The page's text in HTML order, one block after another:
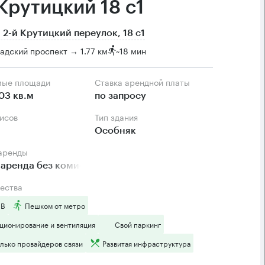
18 с1
й Крутицкий переулок, 18 с1
проспект → 1.77 км ~18 мин
площади
кв.м
Ставка арендной платы
по запросу
Тип здания
Особняк
без комиссии
Пешком от метро
и вентиляция
Свой паркинг
провайдеров связи
Развитая инфраструктура